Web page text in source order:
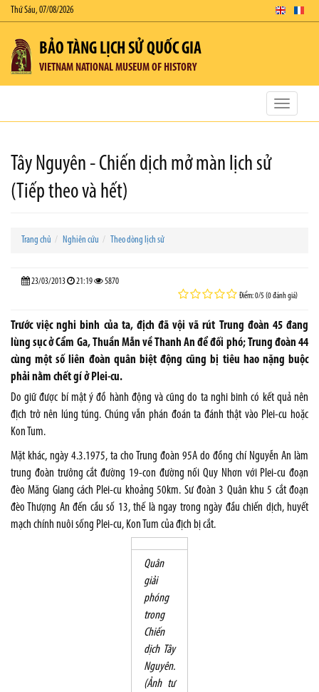
Thứ Sáu, 07/08/2026
BẢO TÀNG LỊCH SỬ QUỐC GIA
VIETNAM NATIONAL MUSEUM OF HISTORY
Toggle
Tây Nguyên - Chiến dịch mở màn lịch sử
(Tiếp theo và hết)
Trang chủ Nghiên cứu Theo dòng lịch sử
23/03/2013 21:19 5870
Điểm: 0/5 (0 đánh giá)
Trước việc nghi binh của ta, địch đã vội vã rút Trung đoàn 45 đang
lùng sục ở Cẩm Ga, Thuần Mẫn về Thanh An để đối phó; Trung đoàn 44
cùng một số liên đoàn quân biệt động cũng bị tiêu hao nặng buộc
phải nằm chết gí ở Plei-cu.
Do giữ được bí mật ý đồ hành động và cũng do ta nghi binh có kết quả nên
địch trở nên lúng túng. Chúng vẫn phán đoán ta đánh thật vào Plei-cu hoặc
Kon Tum.
Mặt khác, ngày 4.3.1975, ta cho Trung đoàn 95A do đồng chí Nguyễn An làm
trung đoàn trưởng cắt đường 19-con đường nối Quy Nhơn với Plei-cu đoạn
đèo Măng Giang cách Plei-cu khoảng 50km. Sư đoàn 3 Quân khu 5 cắt đoạn
đèo Thượng An đến cầu số 13, thế là ngay trong ngày đầu chiến dịch, huyết
mạch chính nuôi sống Plei-cu, Kon Tum của địch bị cắt.
Quân
giải
phóng
trong
Chiến
dịch Tây
Nguyên.
(Ảnh tư